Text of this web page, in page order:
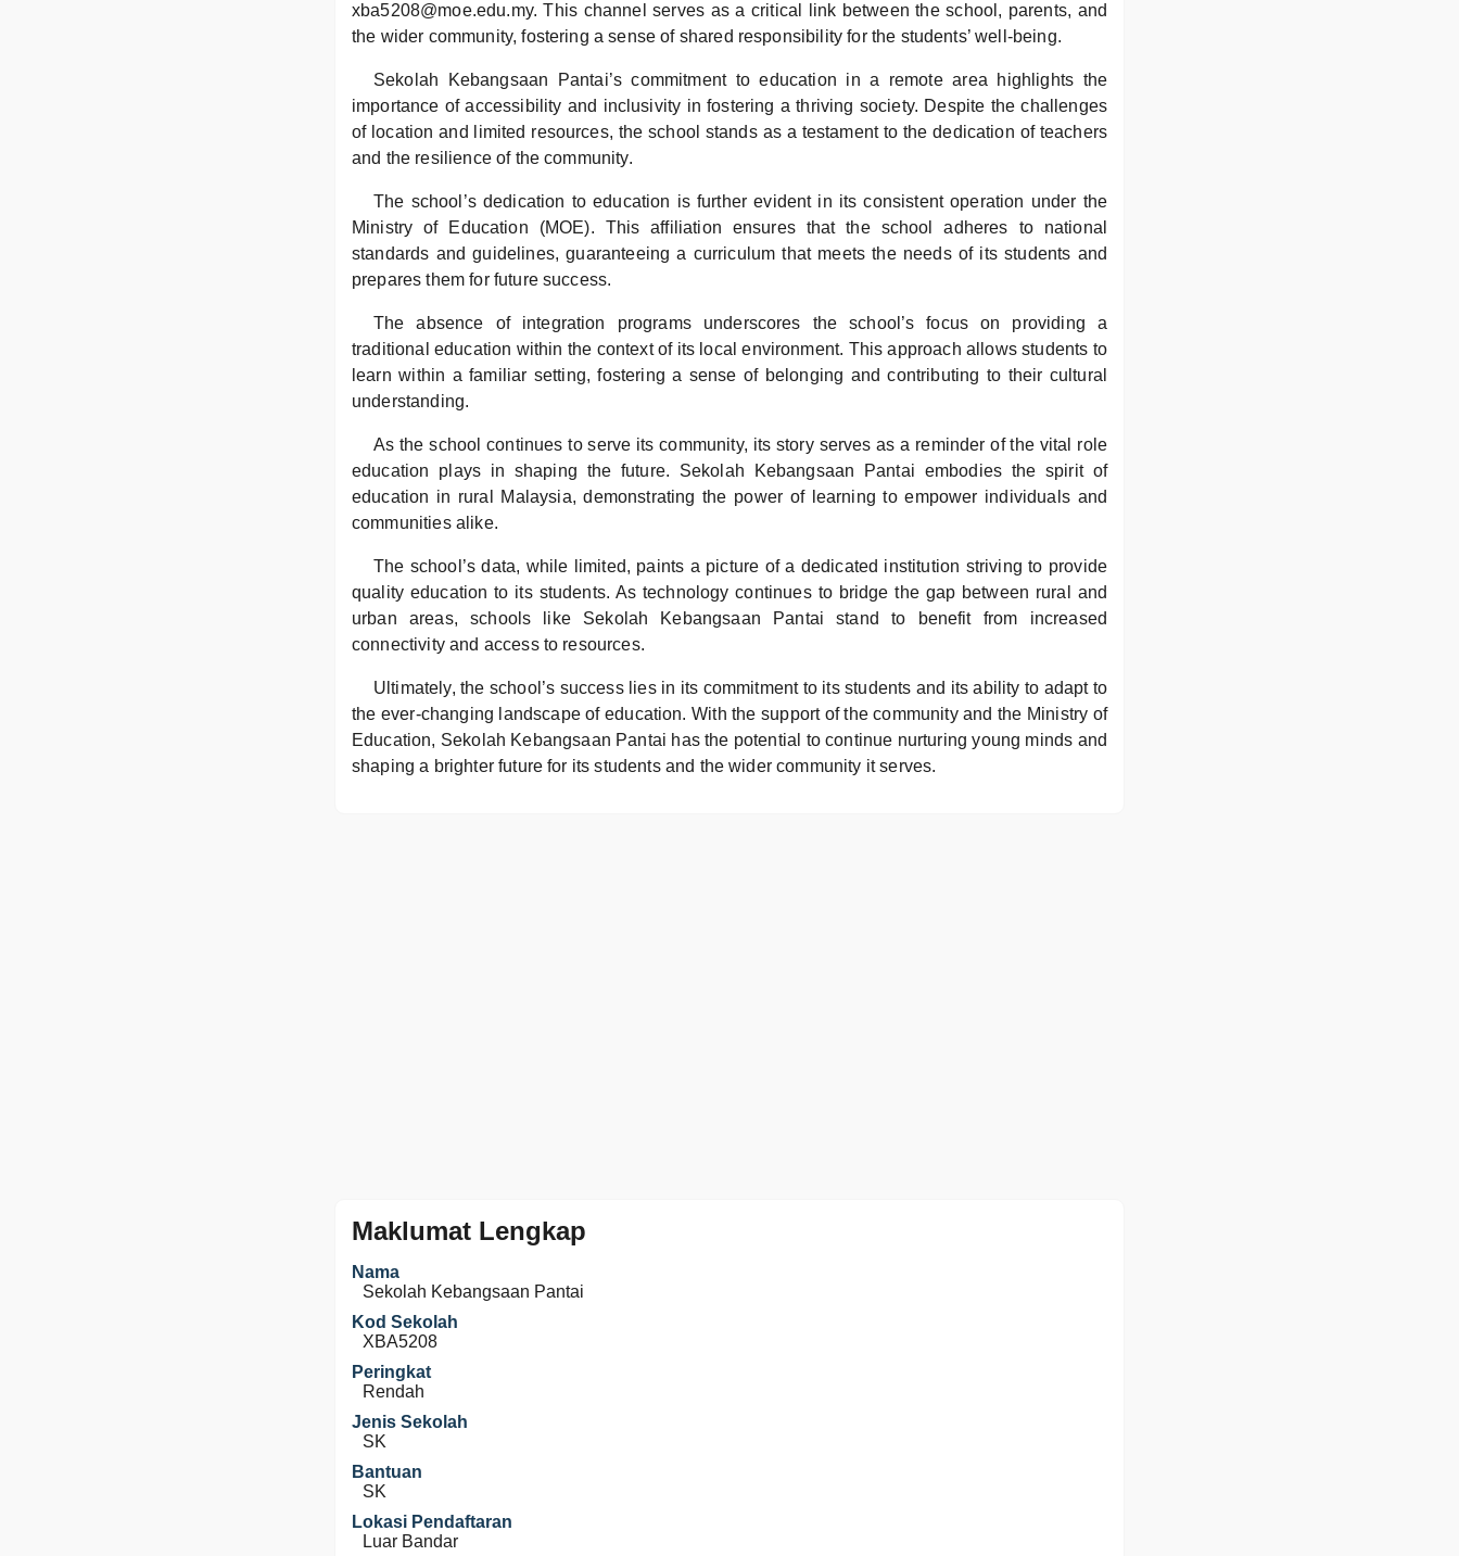
xba5208@moe.edu.my. This channel serves as a critical link between the school, parents, and
the wider community, fostering a sense of shared responsibility for the students’ well-being.
Sekolah Kebangsaan Pantai’s commitment to education in a remote area highlights the
importance of accessibility and inclusivity in fostering a thriving society. Despite the challenges
of location and limited resources, the school stands as a testament to the dedication of teachers
and the resilience of the community.
The school’s dedication to education is further evident in its consistent operation under the
Ministry of Education (MOE). This affiliation ensures that the school adheres to national
standards and guidelines, guaranteeing a curriculum that meets the needs of its students and
prepares them for future success.
The absence of integration programs underscores the school’s focus on providing a
traditional education within the context of its local environment. This approach allows students to
learn within a familiar setting, fostering a sense of belonging and contributing to their cultural
understanding.
As the school continues to serve its community, its story serves as a reminder of the vital role
education plays in shaping the future. Sekolah Kebangsaan Pantai embodies the spirit of
education in rural Malaysia, demonstrating the power of learning to empower individuals and
communities alike.
The school’s data, while limited, paints a picture of a dedicated institution striving to provide
quality education to its students. As technology continues to bridge the gap between rural and
urban areas, schools like Sekolah Kebangsaan Pantai stand to benefit from increased
connectivity and access to resources.
Ultimately, the school’s success lies in its commitment to its students and its ability to adapt to
the ever-changing landscape of education. With the support of the community and the Ministry of
Education, Sekolah Kebangsaan Pantai has the potential to continue nurturing young minds and
shaping a brighter future for its students and the wider community it serves.
Maklumat Lengkap
Nama
Sekolah Kebangsaan Pantai
Kod Sekolah
XBA5208
Peringkat
Rendah
Jenis Sekolah
SK
Bantuan
SK
Lokasi Pendaftaran
Luar Bandar